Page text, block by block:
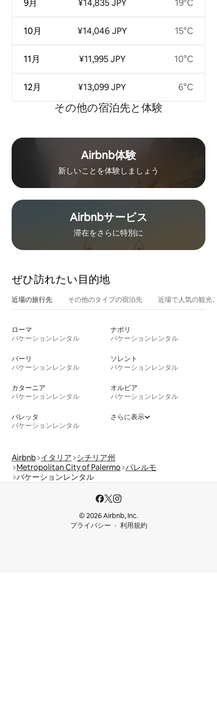
9月
10月
11月
12月
¥14,835 JPY
¥14,046 JPY
¥11,995 JPY
¥13,099 JPY
19°C
15°C
10°C
6°C
その他の宿⁠泊⁠先と体⁠験
Airbnb体験
新しいことを体験しましょう
Airbnb⁠サ⁠ー⁠ビ⁠ス
滞在をさ⁠ら⁠に特⁠別⁠に
ぜひ訪⁠れ⁠た⁠い目⁠的⁠地
近場の旅行先 その他のタ⁠イ⁠プ⁠の宿⁠泊⁠先 近場で人気の観光
ローマ
バケーションレンタル
ナポリ
バケーションレンタル
バーリ
バケーションレンタル
ソレント
バケーションレンタル
カターニア
バケーションレンタル
オルビア
バケーションレンタル
バレッタ
バケーションレンタル
さらに表示
Airbnb イタリア
シチリア州
Metropolitan City of Palermo パレルモ
バケーションレンタル
© 2026 Airbnb, Inc.
プライバシー
利用規約